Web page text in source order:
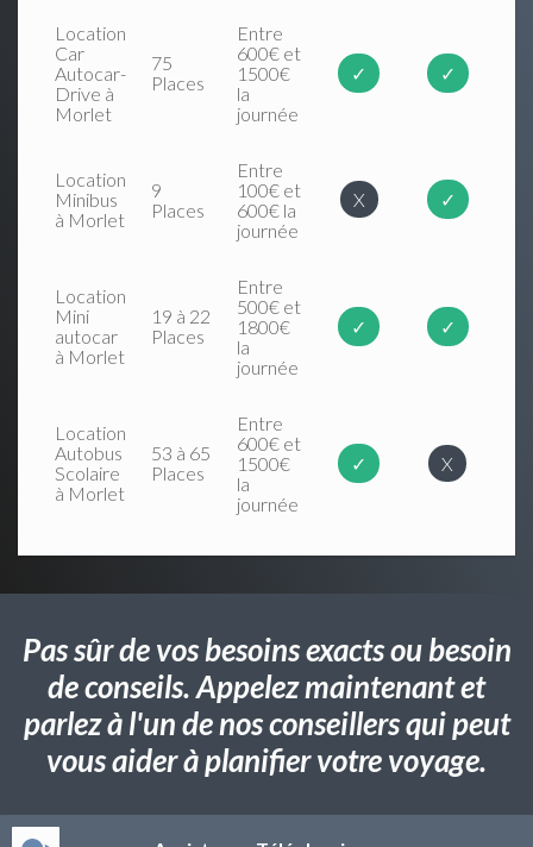
Location
Car
Autocar-
Drive à
Morlet
75
Places
Entre
600€ et
1500€
la
journée
✓ ✓
Location
Minibus
à Morlet
9
Places
Entre
100€ et
600€ la
journée
X ✓
Location
Mini
autocar
à Morlet
19 à 22
Places
Entre
500€ et
1800€
la
journée
✓ ✓
Location
Autobus
Scolaire
à Morlet
53 à 65
Places
Entre
600€ et
1500€
la
journée
✓ X
Pas sûr de vos besoins exacts ou besoin
de conseils. Appelez maintenant et
parlez à l'un de nos conseillers qui peut
vous aider à planifier votre voyage.